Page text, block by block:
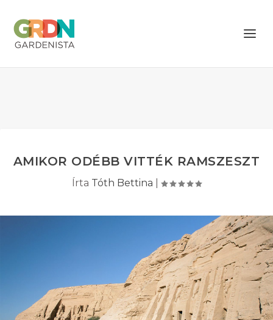
AMIKOR ODÉBB VITTÉK RAMSZESZT
Írta Tóth Bettina